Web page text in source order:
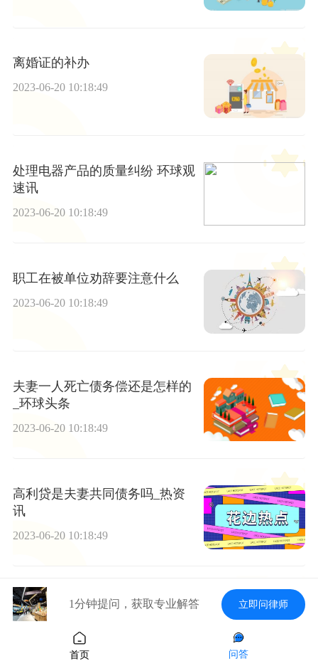
离婚证的补办
2023-06-20 10:18:49
处理电器产品的质量纠纷 环球观
速讯
2023-06-20 10:18:49
职工在被单位劝辞要注意什么
2023-06-20 10:18:49
夫妻一人死亡债务偿还是怎样的
_环球头条
2023-06-20 10:18:49
高利贷是夫妻共同债务吗_热资
讯
2023-06-20 10:18:49
可以委托别人办理机动车登记业
务吗_每日快播
2023-06-20 10:18:49
1分钟提问，获取专业解答 立即问律师
首页 问答